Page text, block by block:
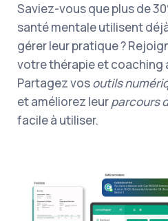
Saviez-vous que plus de
santé mentale utilisent
gérer leur pratique ?
votre thérapie et coaching
Partagez vosoutils
et améliorez leurparcours
facile à utiliser.